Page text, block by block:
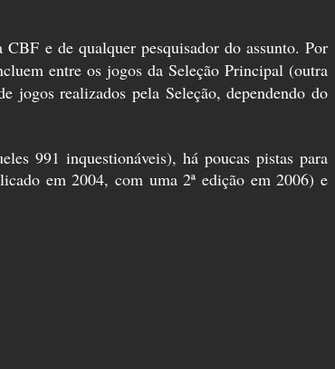
e de qualquer pesquisador do assunto. Por
entre os jogos da Seleção Principal (outra
jogos realizados pela Seleção, dependendo do
991 inquestionáveis), há poucas pistas para
em 2004, com uma 2ª edição em 2006) e